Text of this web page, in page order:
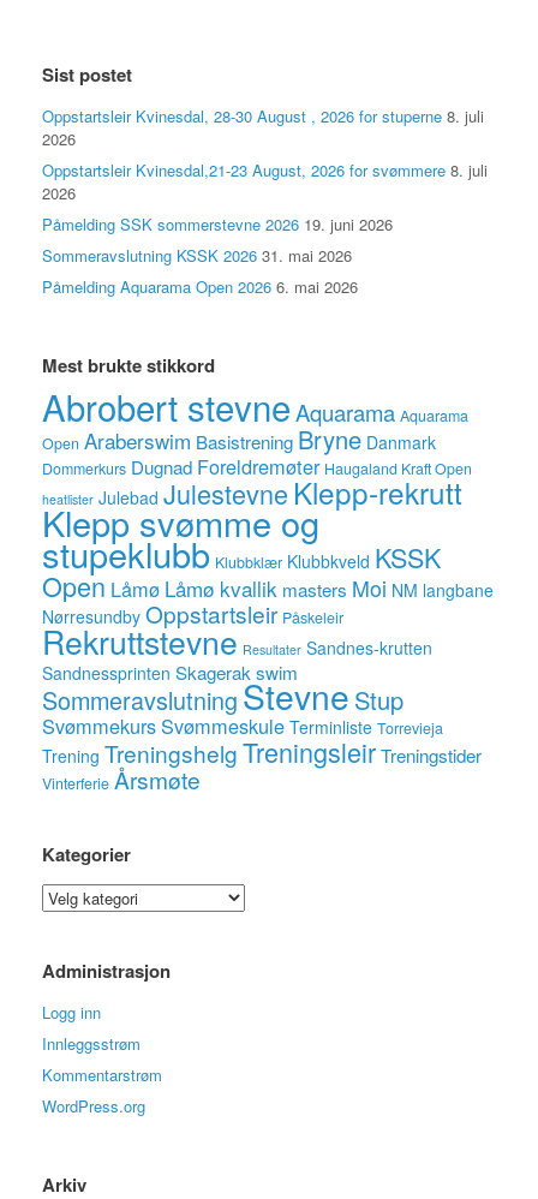
Sist postet
Oppstartsleir Kvinesdal, 28-30 August , 2026 for stuperne 8. juli
2026
Oppstartsleir Kvinesdal,21-23 August, 2026 for svømmere 8. juli
2026
Påmelding SSK sommerstevne 2026 19. juni 2026
Sommeravslutning KSSK 2026 31. mai 2026
Påmelding Aquarama Open 2026 6. mai 2026
Mest brukte stikkord
Abrobert stevneAquarama Aquarama
Open Araberswim Basistrening Bryne Danmark
Dommerkurs Dugnad Foreldremøter Haugaland Kraft Open
heatlister Julebad Julestevne Klepp-rekrutt
Klepp svømme og
stupeklubb Klubbklær Klubbkveld KSSK
Open Låmø Låmø kvallik masters Moi NM langbane
Nørresundby Oppstartsleir Påskeleir
Rekruttstevne Resultater Sandnes-krutten
Sandnessprinten Skagerak swim
SommeravslutningStevne Stup
SvømmekursSvømmeskule Terminliste Torrevieja
Trening TreningshelgTreningsleirTreningstider
Vinterferie Årsmøte
Kategorier
Kategorier
Administrasjon
Logg inn
Innleggsstrøm
Kommentarstrøm
WordPress.org
Arkiv